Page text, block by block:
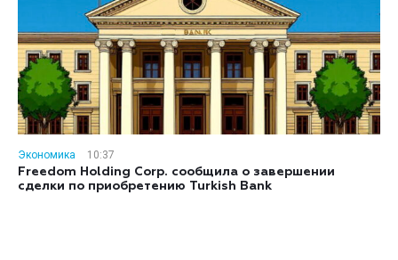
Экономика
10:37
Freedom Holding Corp. сообщила о завершении
сделки по приобретению Turkish Bank